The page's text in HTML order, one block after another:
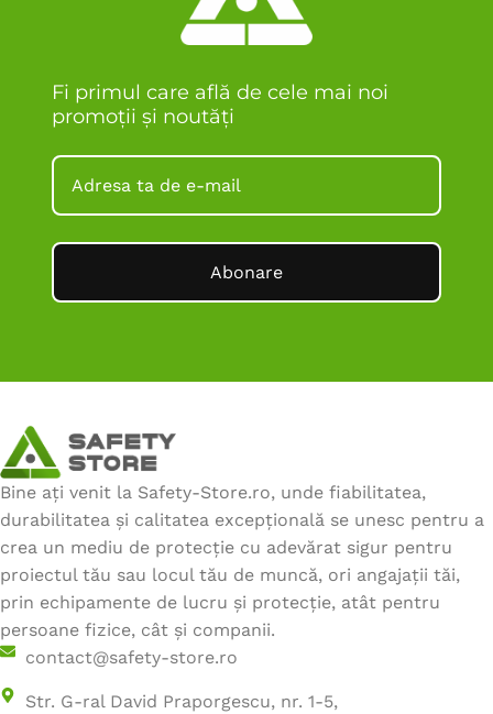
Fi primul care află de cele mai noi
promoții și noutăți
Abonare
Bine ați venit la Safety-Store.ro, unde fiabilitatea,
durabilitatea și calitatea excepțională se unesc pentru a
crea un mediu de protecție cu adevărat sigur pentru
proiectul tău sau locul tău de muncă, ori angajații tăi,
prin echipamente de lucru și protecție, atât pentru
persoane fizice, cât și companii.
contact@safety-store.ro
Str. G-ral David Praporgescu, nr. 1-5,